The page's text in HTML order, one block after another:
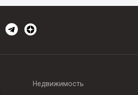
Недвижимость